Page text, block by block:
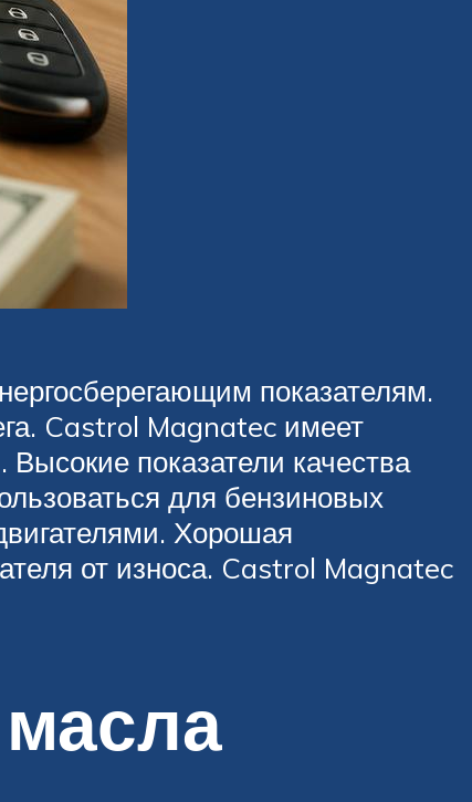
показателям.
Castrol Magnatec имеет
показатели качества
для бензиновых
Хорошая
от износа. Castrol Magnatec